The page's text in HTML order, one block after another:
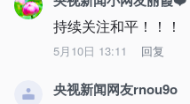
持续关注和平！！！
5月10日 13:11 回复
央视新闻网友rnou9o